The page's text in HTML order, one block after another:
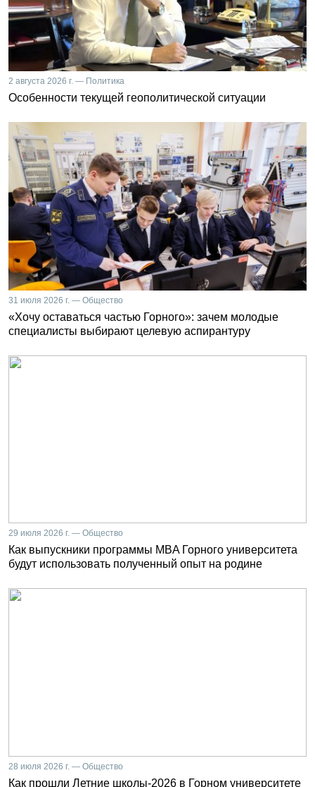
2 августа 2026 г. — Политика
Особенности текущей геополитической ситуации
31 июля 2026 г. — Общество
«Хочу оставаться частью Горного»: зачем молодые
специалисты выбирают целевую аспирантуру
29 июля 2026 г. — Общество
Как выпускники программы MBA Горного университета
будут использовать полученный опыт на родине
28 июля 2026 г. — Общество
Как прошли Летние школы-2026 в Горном университете